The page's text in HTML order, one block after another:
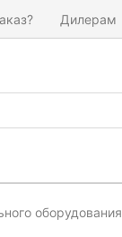
Дилерам
оборудования